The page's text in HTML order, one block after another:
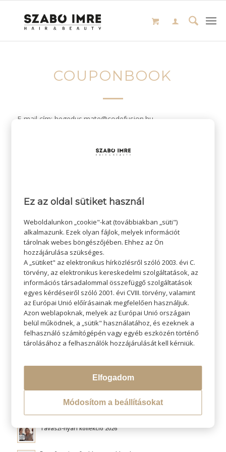
COUPONBOOK
E-mail cím: hegedus.mate@codefusion.hu
SZERZŐ:ADMIN SZI
KERESÉS
LEGÚJABB BLOGOK
Hővédelem hajformázás közben
Fluffy hair és a légies volumen titka
Tavaszi-nyári kollekció 2026
Ez az oldal sütiket használ
Weboldalunkon „cookie"-kat (továbbiakban „süti")
alkalmazunk. Ezek olyan fájlok, melyek információt
tárolnak webes böngészőjében. Ehhez az Ön
hozzájárulása szükséges.
A „sütiket" az elektronikus hírközlésről szóló 2003. évi C.
törvény, az elektronikus kereskedelmi szolgáltatások, az
információs társadalommal összefüggő szolgáltatások
egyes kérdéseiről szóló 2001. évi CVIII. törvény, valamint
az Európai Unió előírásainak megfelelően használjuk.
Azon weblapoknak, melyek az Európai Unió országain
belül működnek, a „sütik" használatához, és ezeknek a
felhasználó számítógépén vagy egyéb eszközén történő
tárolásához a felhasználók hozzájárulását kell kérniük.
Elfogadom
Módosítom a beállításokat